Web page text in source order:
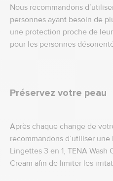
Nous recommandons
personnes ayant besoin de
une protection proche de
pour les personnes
Préservez votre peau
Après chaque change de
recommandons d’utiliser
Lingettes 3 en 1, TENA Wash
Cream afin de limiter les